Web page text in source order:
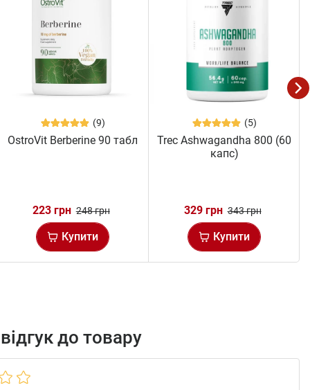
(9)
OstroVit Berberine 90 табл
223 грн 248 грн
Купити
(5)
Trec Ashwagandha 800 (60
капс)
329 грн 343 грн
Купити
до товару